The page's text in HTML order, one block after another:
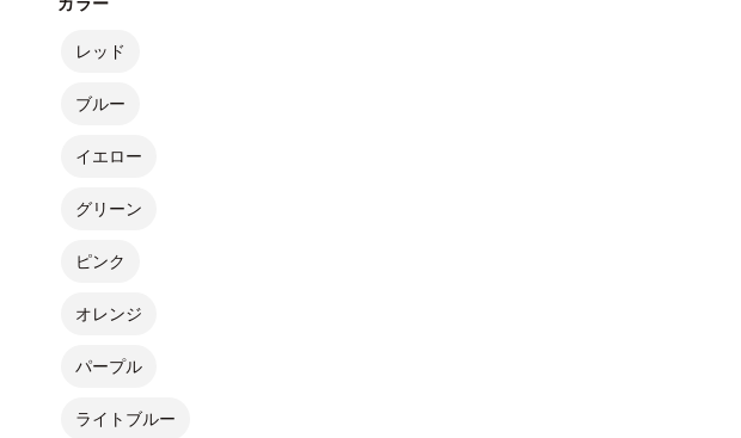
レッド
ブルー
イエロー
グリーン
ピンク
オレンジ
パープル
ライトブルー